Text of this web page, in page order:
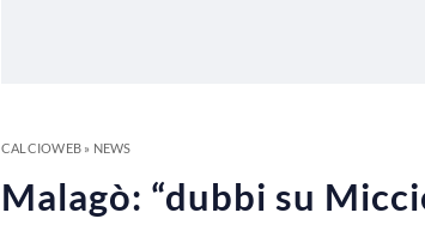
CALCIOWEB» NEWS
Malagò: “dubbi su